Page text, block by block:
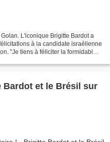
L'iconique Brigitte Bardot a
à la candidate israélienne
"Je tiens à féliciter la formidable
et le Brésil sur